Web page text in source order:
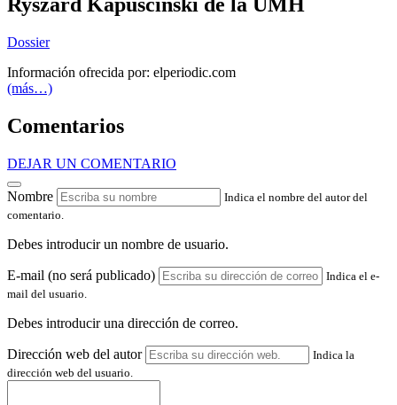
Ryszard Kapuscinski de la UMH
Dossier
Información ofrecida por: elperiodic.com
(más…)
Comentarios
DEJAR UN COMENTARIO
Nombre
Indica el nombre del autor del
comentario.
Debes introducir un nombre de usuario.
E-mail (no será publicado)
Indica el e-
mail del usuario.
Debes introducir una dirección de correo.
Dirección web del autor
Indica la
dirección web del usuario.